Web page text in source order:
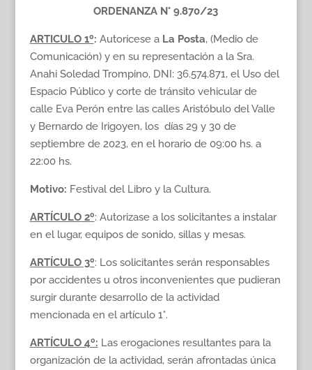
ORDENANZA N° 9.870/23
ARTICULO 1º: Autorícese a La Posta, (Medio de
Comunicación) y en su representación a la Sra.
Anahi Soledad Trompino, DNI: 36.574.871, el Uso del
Espacio Público y corte de tránsito vehicular de
calle Eva Perón entre las calles Aristóbulo del Valle
y Bernardo de Irigoyen, los días 29 y 30 de
septiembre de 2023, en el horario de 09:00 hs. a
22:00 hs.
Motivo: Festival del Libro y la Cultura.
ARTÍCULO2º: Autorizase a los solicitantes a instalar
en el lugar, equipos de sonido, sillas y mesas.
ARTÍCULO3º: Los solicitantes serán responsables
por accidentes u otros inconvenientes que pudieran
surgir durante desarrollo de la actividad
mencionada en el artículo 1°.
ARTÍCULO 4º: Las erogaciones resultantes para la
organización de la actividad, serán afrontadas única